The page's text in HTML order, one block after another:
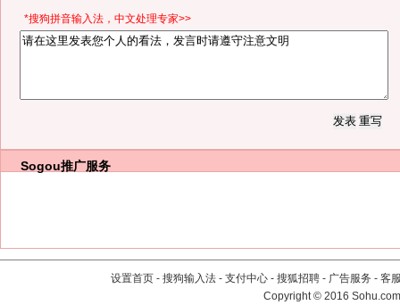
*搜狗拼音输入法，中文处理专家>>
Sogou推广服务
设置首页 - 搜狗输入法 - 支付中心 - 搜狐招聘 - 广告服务 - 客
Copyright©2016